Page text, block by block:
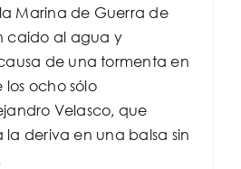
Marina de Guerra de
caido al agua y
de una tormenta en
los ocho sólo
Velasco, que
la deriva en una balsa sin